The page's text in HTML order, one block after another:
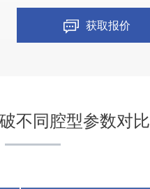
获取报价
不同腔型参数对比